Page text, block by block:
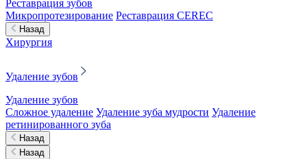
Реставрация зубов
Микропротезирование Реставрация CEREC
Назад
Хирургия
Удаление зубов
Удаление зубов
Сложное удаление Удаление зуба мудрости Удаление
ретинированного зуба
Назад
Назад